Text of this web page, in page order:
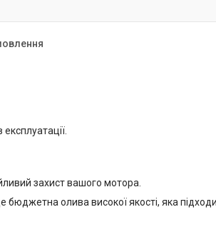
захист вашого мотора.
олива високої якості, яка